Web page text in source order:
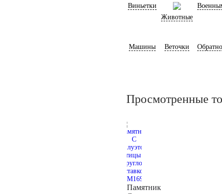
Виньетки
Животные
Машины Веточки
Просмотренные
Памятник